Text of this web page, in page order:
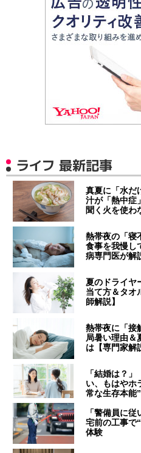
ライフ 最新記事
真夏に「水
汁が「熱中症
聞く火を使わ
熱帯夜の「寝
食事を我慢し
病専門医が解
夏のドライヤ
当て方＆タオ
師解説】
熱帯夜に「
局暑い理由＆
は【専門家解
「結婚は？
い、もはや
常な生存本能
「警備員に
宅前の工事で
体験